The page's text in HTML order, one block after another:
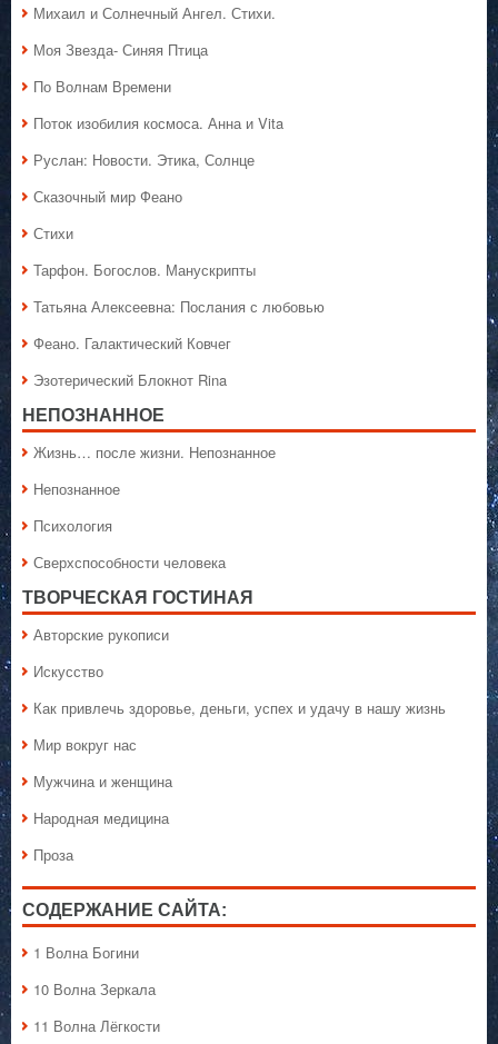
Михаил и Солнечный Ангел. Стихи.
Моя Звезда- Синяя Птица
По Волнам Времени
Поток изобилия космоса. Анна и Vita
Руслан: Новости. Этика, Солнце
Сказочный мир Феано
Стихи
Тарфон. Богослов. Манускрипты
Татьяна Алексеевна: Послания с любовью
Феано. Галактический Ковчег
Эзотерический Блокнот Rina
НЕПОЗНАННОЕ
Жизнь… после жизни. Непознанное
Непознанное
Психология
Сверхспособности человека
ТВОРЧЕСКАЯ ГОСТИНАЯ
Авторские рукописи
Искусство
Как привлечь здоровье, деньги, успех и удачу в нашу жизнь
Мир вокруг нас
Мужчина и женщина
Народная медицина
Проза
СОДЕРЖАНИЕ САЙТА:
1 Волна Богини
10 Волна Зеркала
11 Волна Лёгкости